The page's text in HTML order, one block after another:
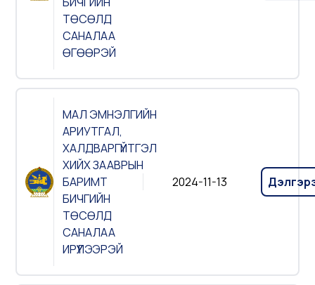
ТӨСӨЛД
САНАЛАА
ӨГӨӨРЭЙ
МАЛ ЭМНЭЛГИЙН
АРИУТГАЛ,
ХАЛДВАРГҮЙТГЭЛ
ХИЙХ ЗААВРЫН
БАРИМТ
БИЧГИЙН
ТӨСӨЛД
САНАЛАА
ИРҮҮЛЭЭРЭЙ
2024-11-13